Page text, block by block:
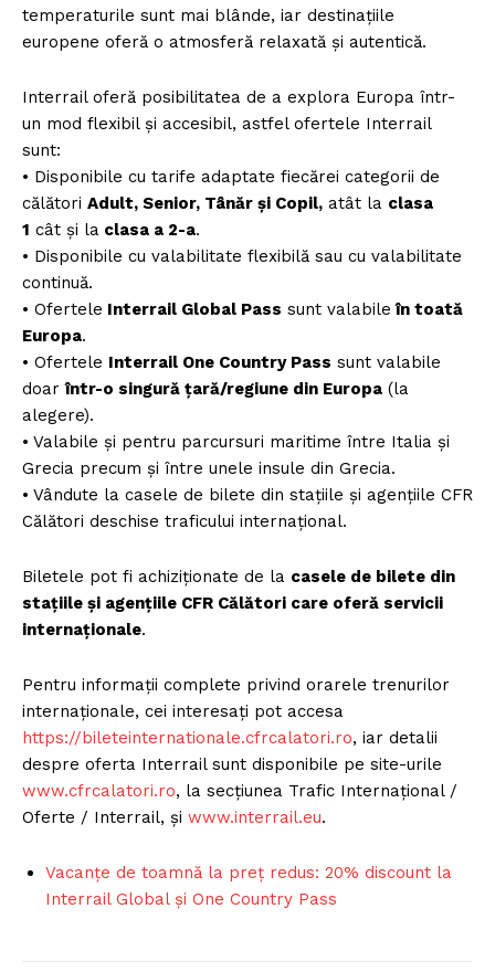
temperaturile sunt mai blânde, iar destinațiile
europene oferă o atmosferă relaxată și autentică.
Interrail oferă posibilitatea de a explora Europa într-
un mod flexibil și accesibil, astfel ofertele Interrail
sunt:
• Disponibile cu tarife adaptate fiecărei categorii de
călători Adult, Senior, Tânăr și Copil, atât la clasa
1 cât și la clasa a 2-a.
• Disponibile cu valabilitate flexibilă sau cu valabilitate
continuă.
• Ofertele Interrail Global Pass sunt valabile în toată
Europa.
• Ofertele Interrail One Country Pass sunt valabile
doarîntr-o singură țară/regiune din Europa (la
alegere).
• Valabile și pentru parcursuri maritime între Italia și
Grecia precum și între unele insule din Grecia.
• Vândute la casele de bilete din staţiile şi agenţiile CFR
Călători deschise traficului internaţional.
Biletele pot fi achiziționate de la casele de bilete din
stațiile și agențiile CFR Călători care oferă servicii
internaționale.
Pentru informații complete privind orarele trenurilor
internaționale, cei interesați pot accesa
https://bileteinternationale.cfrcalatori.ro, iar detalii
despre oferta Interrail sunt disponibile pe site-urile
www.cfrcalatori.ro, la secțiunea Trafic Internațional /
Oferte / Interrail, și www.interrail.eu.
Vacanțe de toamnă la preț redus: 20% discount la
Interrail Global și One Country Pass